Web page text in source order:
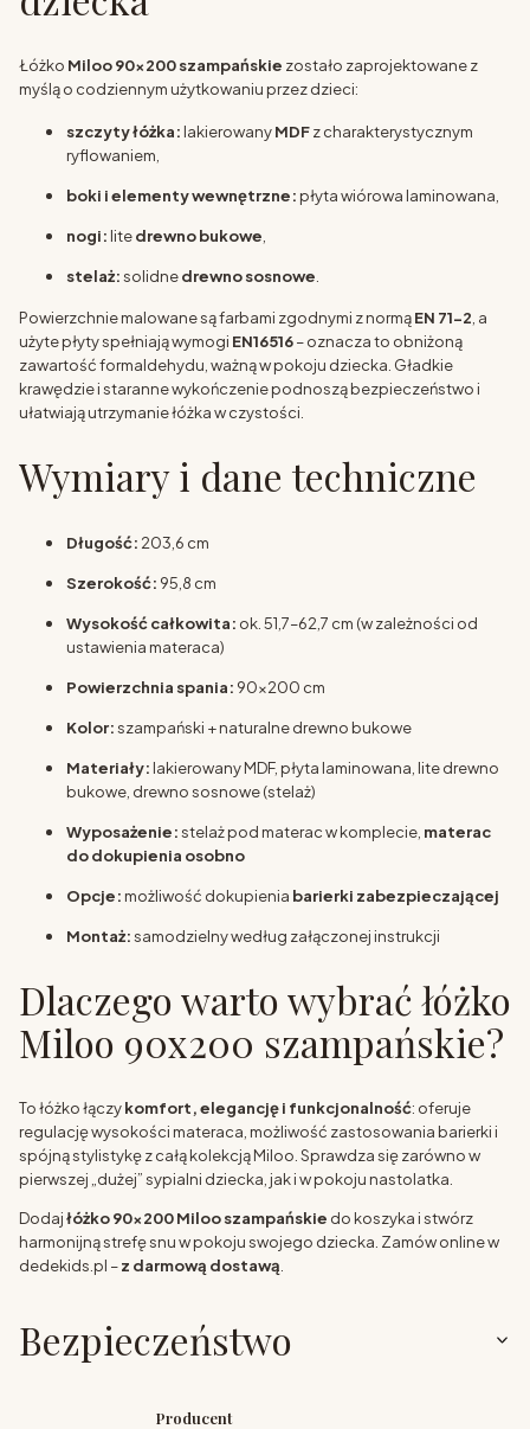
Łóżko Miloo 90x200 szampańskie zostało zaprojektowane z
myślą o codziennym użytkowaniu przez dzieci:
szczyty łóżka: lakierowanyMDFz charakterystycznym
ryflowaniem,
boki i elementy wewnętrzne: płyta wiórowa laminowana,
nogi: litedrewno bukowe
stelaż:solidnedrewno sosnowe
Powierzchnie malowane są farbami zgodnymi z normąEN 71-2 , a
użyte płyty spełniają wymogi EN16516– oznacza to obniżoną
zawartość formaldehydu, ważną w pokoju dziecka. Gładkie
krawędzie i staranne wykończenie podnoszą bezpieczeństwo i
ułatwiają utrzymanie łóżka w czystości.
Wymiary i dane techniczne
Długość: 203,6 cm
Szerokość: 95,8 cm
Wysokość całkowita: ok. 51,7–62,7 cm (w zależności od
ustawienia materaca)
Powierzchnia spania: 90x200 cm
Kolor:szampański + naturalne drewno bukowe
Materiały: lakierowany MDF, płyta laminowana, lite drewno
bukowe, drewno sosnowe (stelaż)
Wyposażenie:stelaż pod materac w komplecie, materac
do dokupienia osobno
Opcje: możliwość dokupienia barierki zabezpieczającej
Montaż:samodzielny według załączonej instrukcji
Dlaczego warto wybrać łóżko
Miloo 90x200 szampańskie?
To łóżko łączykomfort, elegancję i funkcjonalność: oferuje
regulację wysokości materaca, możliwość zastosowania barierki i
spójną stylistykę z całą kolekcją Miloo. Sprawdza się zarówno w
pierwszej „dużej” sypialni dziecka, jak i w pokoju nastolatka.
Dodajłóżko 90x200 Miloo szampańskie do koszyka i stwórz
harmonijną strefę snu w pokoju swojego dziecka. Zamów online w
dedekids.pl –z darmową dostawą
Bezpieczeństwo
Producent